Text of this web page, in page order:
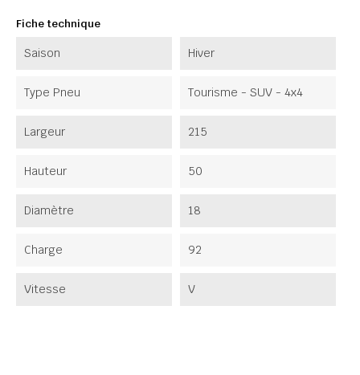
Fiche technique
Saison Hiver
Type Pneu Tourisme - SUV - 4x4
Largeur 215
Hauteur 50
Diamètre 18
Charge 92
Vitesse V